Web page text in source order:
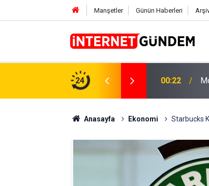
Manşetler Günün Haberleri
24
TL Yükseliyor: İşte Yeni Fiyatlar.. 15:58
Anasayfa Ekonomi Starbucks